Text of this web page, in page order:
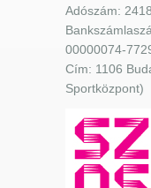
Adószám:
00000074-
Cím: 1106
Sportközpont)